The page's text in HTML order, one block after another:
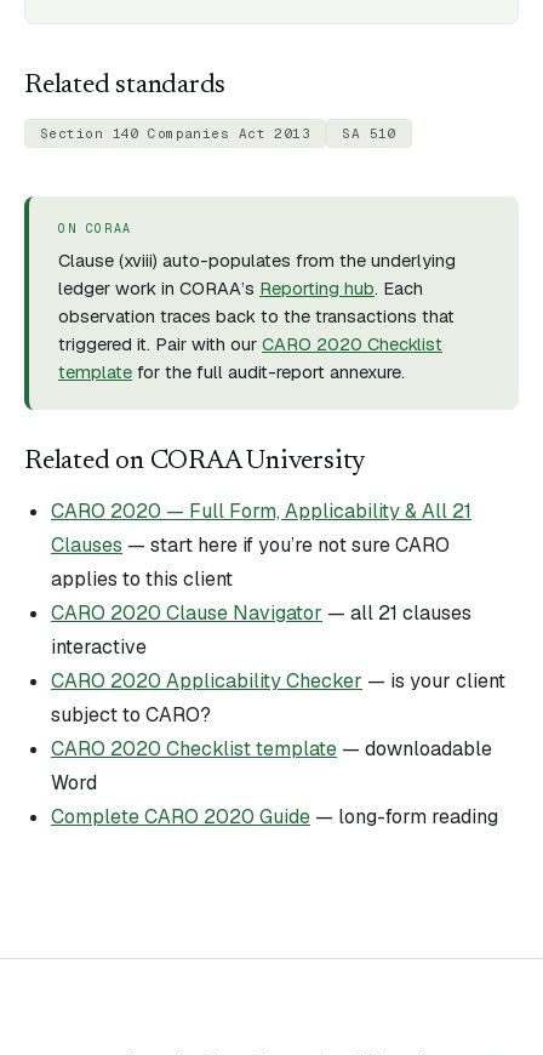
Related standards
Section 140 Companies Act 2013 SA 510
ON CORAA
Clause (xviii) auto-populates from the underlying
ledger work in CORAA’s Reporting hub. Each
observation traces back to the transactions that
triggered it. Pair with our CARO 2020 Checklist
template for the full audit-report annexure.
Related on CORAA University
CARO 2020 — Full Form, Applicability & All 21
Clauses — start here if you’re not sure CARO
applies to this client
CARO 2020 Clause Navigator — all 21 clauses
interactive
CARO 2020 Applicability Checker — is your client
subject to CARO?
CARO 2020 Checklist template — downloadable
Word
Complete CARO 2020 Guide — long-form reading